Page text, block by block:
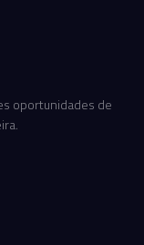
oportunidades de